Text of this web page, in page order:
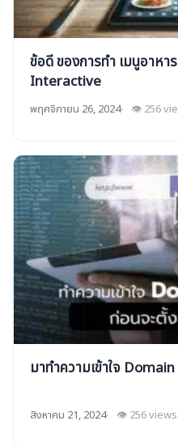
ข้อดี ของการทำ เมนูอาหา
Interactive
พฤศจิกายน 26, 2024 👁 256
มาทำความเข้าใจ
สิงหาคม 21, 2024 👁 256 views